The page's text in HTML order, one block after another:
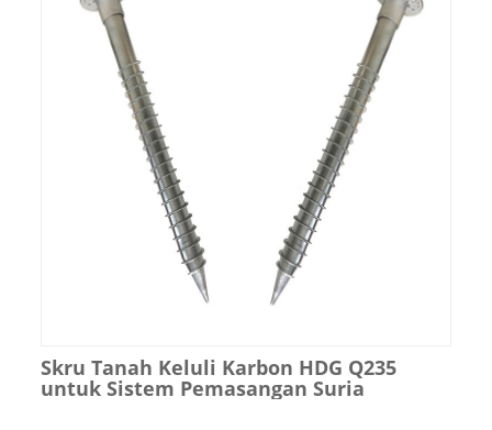
Skru Tanah Keluli Karbon HDG Q235
untuk Sistem Pemasangan Suria